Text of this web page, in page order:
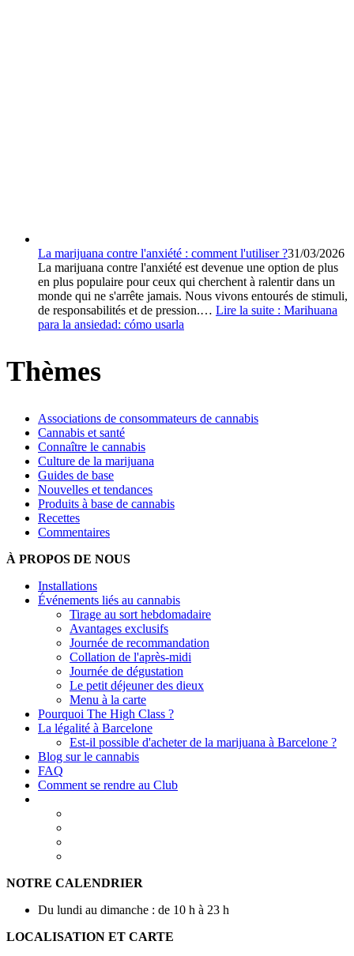
La marijuana contre l'anxiété : comment l'utiliser ?31/03/2026
La marijuana contre l'anxiété est devenue une option de plus
en plus populaire pour ceux qui cherchent à ralentir dans un
monde qui ne s'arrête jamais. Nous vivons entourés de stimuli,
de responsabilités et de pression.… Lire la suite : Marihuana
para la ansiedad: cómo usarla
Thèmes
Associations de consommateurs de cannabis
Cannabis et santé
Connaître le cannabis
Culture de la marijuana
Guides de base
Nouvelles et tendances
Produits à base de cannabis
Recettes
Commentaires
À PROPOS DE NOUS
Installations
Événements liés au cannabis
Tirage au sort hebdomadaire
Avantages exclusifs
Journée de recommandation
Collation de l'après-midi
Journée de dégustation
Le petit déjeuner des dieux
Menu à la carte
Pourquoi The High Class ?
La légalité à Barcelone
Est-il possible d'acheter de la marijuana à Barcelone ?
Blog sur le cannabis
FAQ
Comment se rendre au Club
NOTRE CALENDRIER
Du lundi au dimanche : de 10 h à 23 h
LOCALISATION ET CARTE